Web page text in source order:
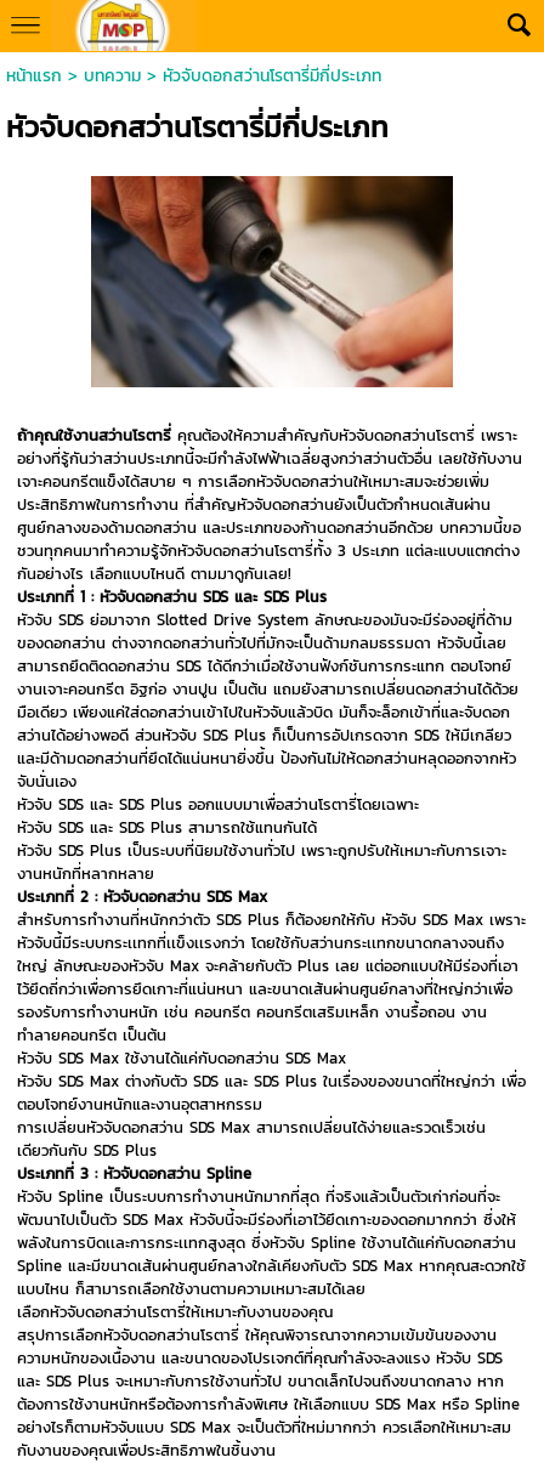
หน้าแรก > บทความ> หัวจับดอกสว่านโรตารี่มีกี่ประเภท
หัวจับดอกสว่านโรตารี่มีกี่ประเภท
ถ้าคุณใช้งานสว่านโรตารี่ คุณต้องให้ความสำคัญกับหัวจับดอกสว่านโรตารี่ เพราะ
อย่างที่รู้กันว่าสว่านประเภทนี้จะมีกำลังไฟฟ้าเฉลี่ยสูงกว่าสว่านตัวอื่น เลยใช้กับงาน
เจาะคอนกรีตแข็งได้สบาย ๆ การเลือกหัวจับดอกสว่านให้เหมาะสมจะช่วยเพิ่ม
ประสิทธิภาพในการทำงาน ที่สำคัญหัวจับดอกสว่านยังเป็นตัวกำหนดเส้นผ่าน
ศูนย์กลางของด้ามดอกสว่าน และประเภทของก้านดอกสว่านอีกด้วย บทความนี้ขอ
ชวนทุกคนมาทำความรู้จักหัวจับดอกสว่านโรตารี่ทั้ง 3 ประเภท แต่ละแบบแตกต่าง
กันอย่างไร เลือกแบบไหนดี ตามมาดูกันเลย!
ประเภทที่ 1 : หัวจับดอกสว่าน SDS และ SDS Plus
หัวจับ SDS ย่อมาจาก Slotted Drive System ลักษณะของมันจะมีร่องอยู่ที่ด้าม
ของดอกสว่าน ต่างจากดอกสว่านทั่วไปที่มักจะเป็นด้ามกลมธรรมดา หัวจับนี้เลย
สามารถยึดติดดอกสว่าน SDS ได้ดีกว่าเมื่อใช้งานฟังก์ชันการกระแทก ตอบโจทย์
งานเจาะคอนกรีต อิฐก่อ งานปูน เป็นต้น แถมยังสามารถเปลี่ยนดอกสว่านได้ด้วย
มือเดียว เพียงแค่ใส่ดอกสว่านเข้าไปในหัวจับแล้วบิด มันก็จะล็อกเข้าที่และจับดอก
สว่านได้อย่างพอดี ส่วนหัวจับ SDS Plus ก็เป็นการอัปเกรดจาก SDS ให้มีเกลียว
และมีด้ามดอกสว่านที่ยึดได้แน่นหนายิ่งขึ้น ป้องกันไม่ให้ดอกสว่านหลุดออกจากหัว
จับนั่นเอง
หัวจับ SDS และ SDS Plus ออกแบบมาเพื่อสว่านโรตารี่โดยเฉพาะ
หัวจับ SDS และ SDS Plus สามารถใช้แทนกันได้
หัวจับ SDS Plus เป็นระบบที่นิยมใช้งานทั่วไป เพราะถูกปรับให้เหมาะกับการเจาะ
งานหนักที่หลากหลาย
ประเภทที่ 2 : หัวจับดอกสว่าน SDS Max
สำหรับการทำงานที่หนักกว่าตัว SDS Plus ก็ต้องยกให้กับ หัวจับ SDS Max เพราะ
หัวจับนี้มีระบบกระเเทกที่เเข็งเเรงกว่า โดยใช้กับสว่านกระเเทกขนาดกลางจนถึง
ใหญ่ ลักษณะของหัวจับ Max จะคล้ายกับตัว Plus เลย แต่ออกแบบให้มีร่องที่เอา
ไว้ยึดถี่กว่าเพื่อการยึดเกาะที่แน่นหนา และขนาดเส้นผ่านศูนย์กลางที่ใหญ่กว่าเพื่อ
รองรับการทำงานหนัก เช่น คอนกรีต คอนกรีตเสริมเหล็ก งานรื้อถอน งาน
ทำลายคอนกรีต เป็นต้น
หัวจับ SDS Max ใช้งานได้แค่กับดอกสว่าน SDS Max
หัวจับ SDS Max ต่างกับตัว SDS และ SDS Plus ในเรื่องของขนาดที่ใหญ่กว่า เพื่อ
ตอบโจทย์งานหนักและงานอุตสาหกรรม
การเปลี่ยนหัวจับดอกสว่าน SDS Max สามารถเปลี่ยนได้ง่ายและรวดเร็วเช่น
เดียวกันกับ SDS Plus
ประเภทที่ 3 : หัวจับดอกสว่าน Spline
หัวจับ Spline เป็นระบบการทำงานหนักมากที่สุด ที่จริงแล้วเป็นตัวเก่าก่อนที่จะ
พัฒนาไปเป็นตัว SDS Max หัวจับนี้จะมีร่องที่เอาไว้ยึดเกาะของดอกมากกว่า ซึ่งให้
พลังในการบิดเเละการกระเเทกสูงสุด ซึ่งหัวจับ Spline ใช้งานได้แค่กับดอกสว่าน
Spline และมีขนาดเส้นผ่านศูนย์กลางใกล้เคียงกับตัว SDS Max หากคุณสะดวกใช้
แบบไหน ก็สามารถเลือกใช้งานตามความเหมาะสมได้เลย
เลือกหัวจับดอกสว่านโรตารี่ให้เหมาะกับงานของคุณ
สรุปการเลือกหัวจับดอกสว่านโรตารี่ ให้คุณพิจารณาจากความเข้มข้นของงาน
ความหนักของเนื้องาน และขนาดของโปรเจกต์ที่คุณกำลังจะลงแรง หัวจับ SDS
และ SDS Plus จะเหมาะกับการใช้งานทั่วไป ขนาดเล็กไปจนถึงขนาดกลาง หาก
ต้องการใช้งานหนักหรือต้องการกำลังพิเศษ ให้เลือกแบบ SDS Max หรือ Spline
อย่างไรก็ตามหัวจับแบบ SDS Max จะเป็นตัวที่ใหม่มากกว่า ควรเลือกให้เหมาะสม
กับงานของคุณเพื่อประสิทธิภาพในชิ้นงาน